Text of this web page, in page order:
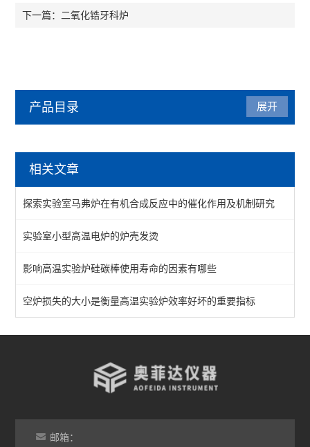
下一篇：二氧化锆牙科炉
产品目录
陶瓷纤维马弗炉
箱式马弗炉
分体式马弗炉
实验室马弗炉
箱式高温炉
灰分马弗炉
展开
相关文章
探索实验室马弗炉在有机合成反应中的催化作用及机制研究
实验室小型高温电炉的炉壳发烫
影响高温实验炉硅碳棒使用寿命的因素有哪些
空炉损失的大小是衡量高温实验炉效率好坏的重要指标
邮箱：